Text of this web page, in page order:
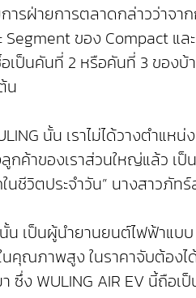
รฝ่ายการตลาดกล่าวว่าจา
Segment ของ Compact
คันที่ 2 หรือคันที่ 3 ของบ้าน
น
นั้น เราไม่ได้วางตำแ
าของเราส่วนใหญ่แล้ว เป็
ชีวิตประจำวัน” นางสาวภัท
เป็นผู้นำยานยนต์ไฟฟ้าแบ
ณภาพสูง ในราคาจับต้องไ
ซึ่ง WULING AIR EV นี้